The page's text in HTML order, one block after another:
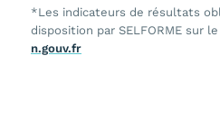
*Les indicateurs de résultats
disposition par SELFORME sur
n.gouv.fr